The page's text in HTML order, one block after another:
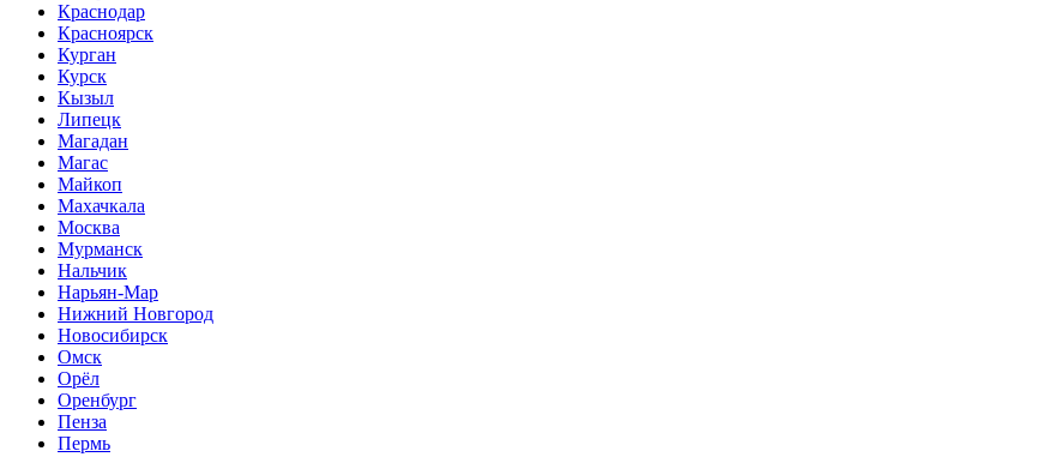
Краснодар
Красноярск
Курган
Курск
Кызыл
Липецк
Магадан
Магас
Майкоп
Махачкала
Москва
Мурманск
Нальчик
Нарьян-Мар
Нижний Новгород
Новосибирск
Омск
Орёл
Оренбург
Пенза
Пермь